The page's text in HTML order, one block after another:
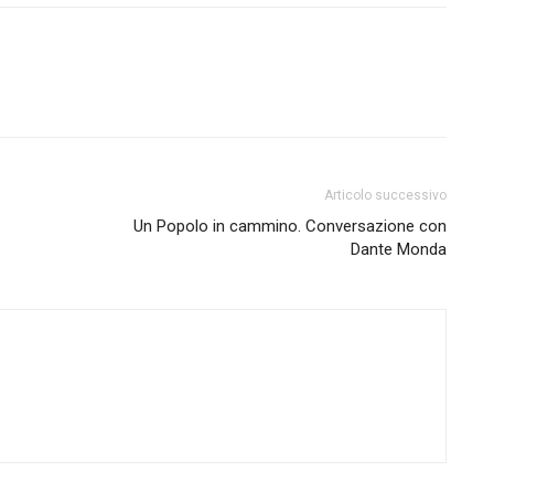
Articolo successivo
Un Popolo in cammino. Conversazione con
Dante Monda